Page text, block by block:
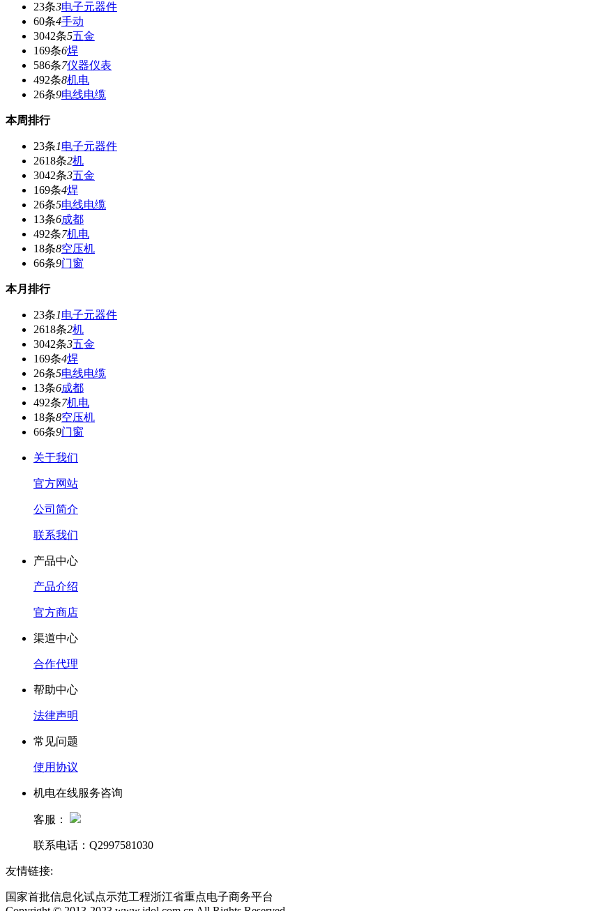
23条3电子元器件
60条4手动
3042条5五金
169条6焊
586条7仪器仪表
492条8机电
26条9电线电缆
本周排行
23条1电子元器件
2618条2机
3042条3五金
169条4焊
26条5电线电缆
13条6成都
492条7机电
18条8空压机
66条9门窗
本月排行
23条1电子元器件
2618条2机
3042条3五金
169条4焊
26条5电线电缆
13条6成都
492条7机电
18条8空压机
66条9门窗
关于我们
官方网站
公司简介
联系我们
产品中心
产品介绍
官方商店
渠道中心
合作代理
帮助中心
法律声明
常见问题
使用协议
机电在线服务咨询
客服：
联系电话：Q2997581030
友情链接:
国家首批信息化试点示范工程浙江省重点电子商务平台